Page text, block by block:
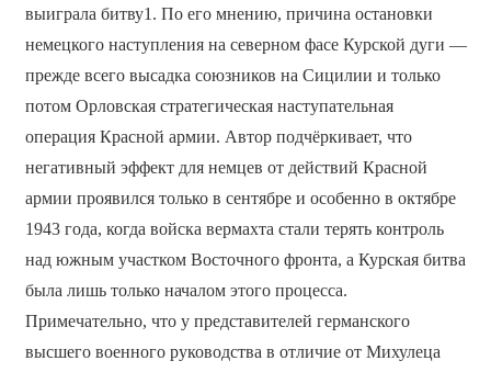
выиграла битву1. По его мнению, причина остановки
немецкого наступления на северном фасе Курской дуги —
прежде всего высадка союзников на Сицилии и только
потом Орловская стратегическая наступательная
операция Красной армии. Автор подчёркивает, что
негативный эффект для немцев от действий Красной
армии проявился только в сентябре и особенно в октябре
1943 года, когда войска вермахта стали терять контроль
над южным участком Восточного фронта, а Курская битва
была лишь только началом этого процесса.
Примечательно, что у представителей германского
высшего военного руководства в отличие от Михулеца